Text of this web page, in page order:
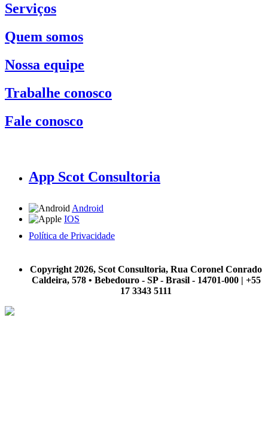
Serviços
Quem somos
Nossa equipe
Trabalhe conosco
Fale conosco
App Scot Consultoria
Android
IOS
Política de Privacidade
Copyright 2026, Scot Consultoria, Rua Coronel Conrado
Caldeira, 578 • Bebedouro - SP - Brasil - 14701-000 | +55
17 3343 5111